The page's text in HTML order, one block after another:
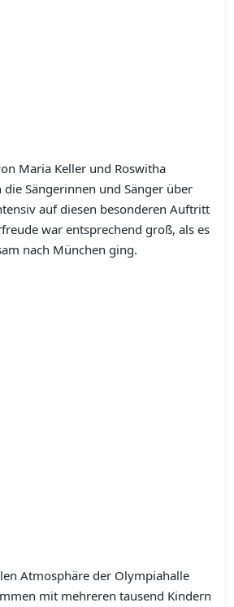
Maria Keller und Roswitha
Sängerinnen und Sänger über
auf diesen besonderen Auftritt
war entsprechend groß, als es
nach München ging.
Atmosphäre der Olympiahalle
mit mehreren tausend Kindern